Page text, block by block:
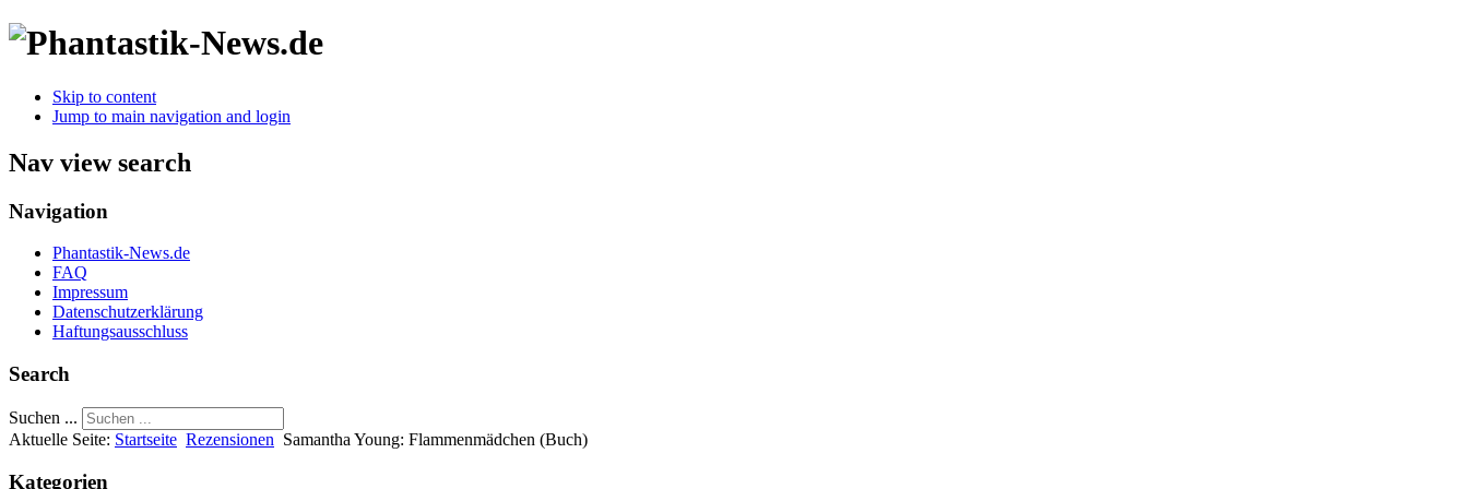
Skip to content
Jump to main navigation and login
Nav view search
Navigation
Phantastik-News.de
FAQ
Impressum
Datenschutzerklärung
Haftungsausschluss
Search
Suchen ...
Aktuelle Seite: Startseite Rezensionen Samantha Young: Flammenmädchen (Buch)
Kategorien